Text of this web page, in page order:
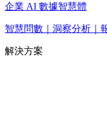
企業 AI 數據智慧體
智慧問數｜洞察分析｜
解決方案